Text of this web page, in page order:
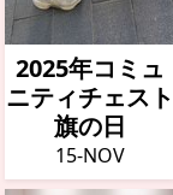
2025年コミュ
ニティチェスト
旗の日
15-NOV